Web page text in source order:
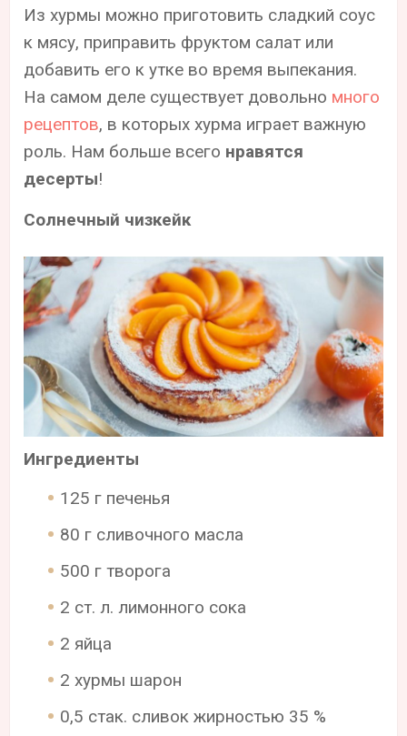
Из хурмы можно приготовить сладкий соус
к мясу, приправить фруктом салат или
добавить его к утке во время выпекания.
На самом деле существует довольно много
рецептов, в которых хурма играет важную
роль. Нам больше всего нравятся
десерты!
Солнечный чизкейк
Ингредиенты
125 г печенья
80 г сливочного масла
500 г творога
2 ст. л. лимонного сока
2 яйца
2 хурмы шарон
0,5 стак. сливок жирностью 35 %